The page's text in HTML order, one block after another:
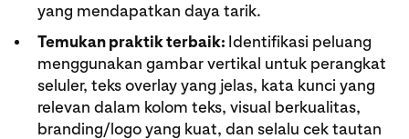
yang mendapatkan daya tarik.
Temukan praktik terbaik: Identifikasi peluang
menggunakan gambar vertikal untuk perangkat
seluler, teks overlay yang jelas, kata kunci yang
relevan dalam kolom teks, visual berkualitas,
branding/logo yang kuat, dan selalu cek tautan